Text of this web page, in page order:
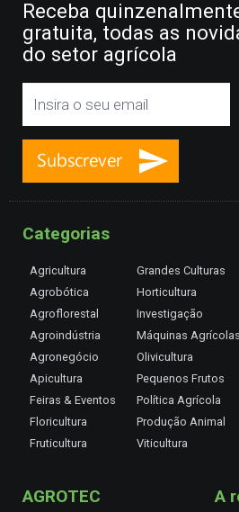
Receba
gratuita, todas as
do setor agrícola
Categorias
Agricultura
Agrobótica
Agroflorestal
Agroindústria
Agronegócio
Apicultura
Feiras & Eventos
Floricultura
Fruticultura
Grandes Culturas
Horticultura
Investigação
Máquinas Agrícolas
Olivicultura
Pequenos Frutos
Política Agrícola
Produção Animal
Viticultura
AGROTEC A